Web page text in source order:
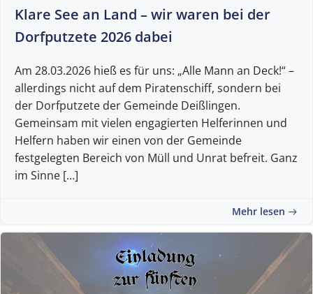
Klare See an Land – wir waren bei der
Dorfputzete 2026 dabei
Am 28.03.2026 hieß es für uns: „Alle Mann an Deck!“ –
allerdings nicht auf dem Piratenschiff, sondern bei
der Dorfputzete der Gemeinde Deißlingen.
Gemeinsam mit vielen engagierten Helferinnen und
Helfern haben wir einen von der Gemeinde
festgelegten Bereich von Müll und Unrat befreit. Ganz
im Sinne […]
Mehr lesen